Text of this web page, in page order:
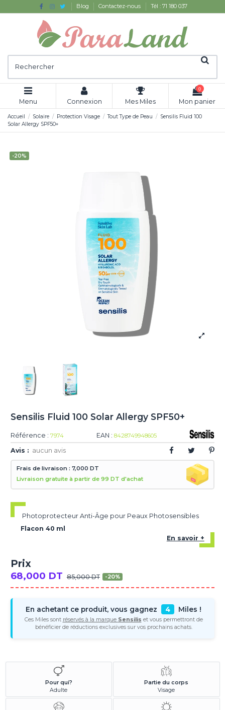
Blog Contactez-nous Tél : 71 180 037
Menu Connexion Mes Miles
0
Mon panier
Accueil Solaire Protection Visage Tout Type de Peau
Sensilis Fluid 100
Solar Allergy SPF50+
-20%
Sensilis Fluid 100 Solar Allergy SPF50+
Référence : 7974 EAN : 8428749948605
Avis : aucun avis
Frais de livraison : 7,000 DT
Livraison gratuite à partir de 99 DT d'achat
Photoprotecteur Anti-Âge pour Peaux Photosensibles
Flacon 40 ml
En savoir +
Prix
68,000 DT 85,000 DT -20%
En achetant ce produit, vous gagnez 4 Miles !
Ces Miles sont réservés à la marque Sensilis et vous permettront de
bénéficier de réductions exclusives sur vos prochains achats.
Pour qui?
Adulte
Partie du corps
Visage